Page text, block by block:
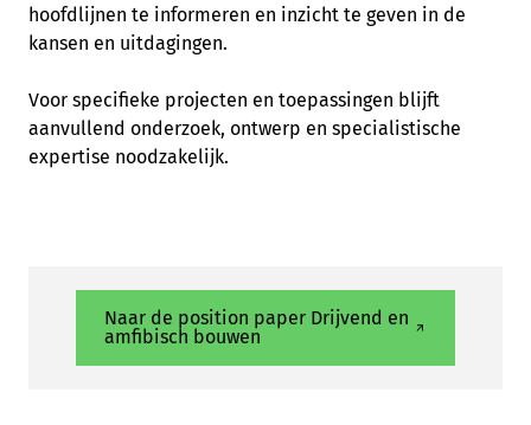
hoofdlijnen te informeren en inzicht te geven in de
kansen en uitdagingen.
Voor specifieke projecten en toepassingen blijft
aanvullend onderzoek, ontwerp en specialistische
expertise noodzakelijk.
Naar de position paper Drijvend en
amfibisch bouwen